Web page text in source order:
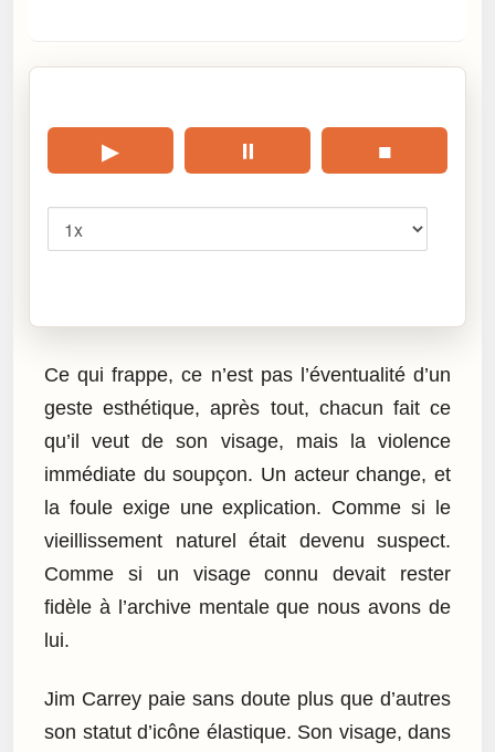
▶ ⏸ ■
Ce qui frappe, ce n’est pas l’éventualité d’un
geste esthétique, après tout, chacun fait ce
qu’il veut de son visage, mais la violence
immédiate du soupçon. Un acteur change, et
la foule exige une explication. Comme si le
vieillissement naturel était devenu suspect.
Comme si un visage connu devait rester
fidèle à l’archive mentale que nous avons de
lui.
Jim Carrey paie sans doute plus que d’autres
son statut d’icône élastique. Son visage, dans